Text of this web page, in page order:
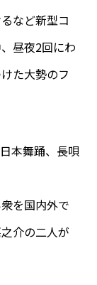
など新型コ
昼夜2回にわ
た大勢のフ
本舞踊、長唄
を国内外で
介の二人が